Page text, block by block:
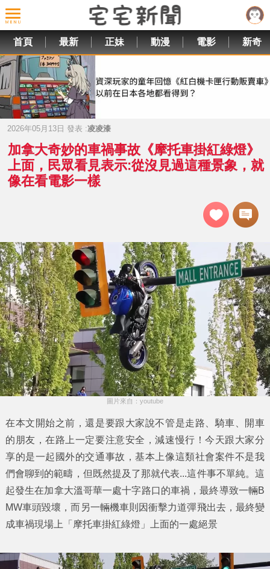
首頁 最新 正妹 動漫 電影 新奇
2026年05月13日 發表 :凌凌漆
加拿大奇妙的車禍事故《摩托車掛紅綠燈》
上面，民眾看見表示:從沒見過這種景象，就
像在看電影一樣
圖片來自：youtube
在本文開始之前，還是要跟大家說不管是走路、騎車、開車
的朋友，在路上一定要注意安全，減速慢行！今天跟大家分
享的是一起國外的交通事故，基本上像這類社會案件不是我
們會聊到的範疇，但既然提及了那就代表...這件事不單純。這
起發生在加拿大溫哥華一處十字路口的車禍，最終導致一輛B
MW車頭毀壞，而另一輛機車則因衝擊力道彈飛出去，最終變
成車禍現場上「 摩托車掛紅綠燈 」上面的一處絕景